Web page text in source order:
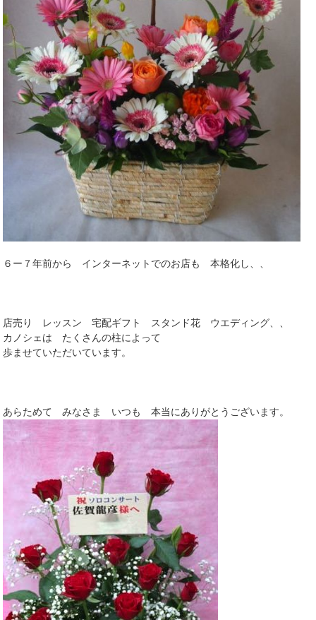
６ー７年前から インターネットでのお店も 本格化し、、
店売り レッスン 宅配ギフト スタンド花 ウエディング、、
カノシェは たくさんの柱によって
歩ませていただいています。
あらためて みなさま いつも 本当にありがとうございます。